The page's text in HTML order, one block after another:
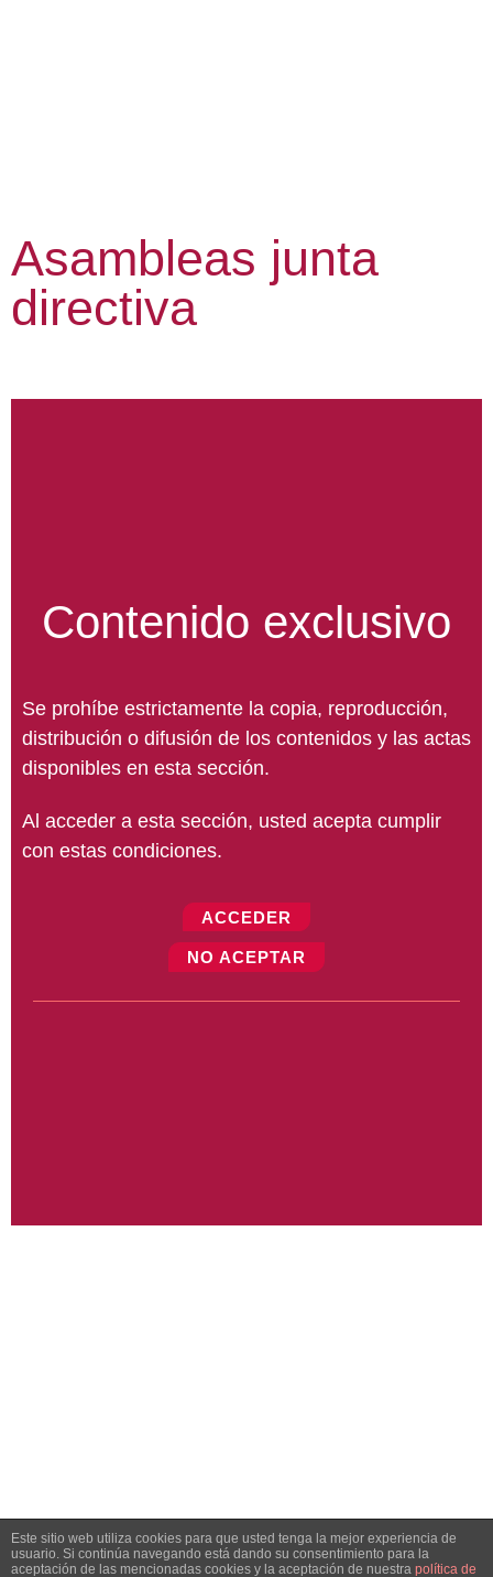
Asambleas junta
directiva
Contenido exclusivo
Se prohíbe estrictamente la copia, reproducción,
distribución o difusión de los contenidos y las actas
disponibles en esta sección.
Al acceder a esta sección, usted acepta cumplir
con estas condiciones.
ACCEDER
NO ACEPTAR
Este sitio web utiliza cookies para que usted tenga la mejor experiencia de
usuario. Si continúa navegando está dando su consentimiento para la
aceptación de las mencionadas cookies y la aceptación de nuestra política de